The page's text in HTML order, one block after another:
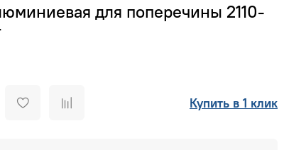
для поперечины 2110-
Купить в 1 клик